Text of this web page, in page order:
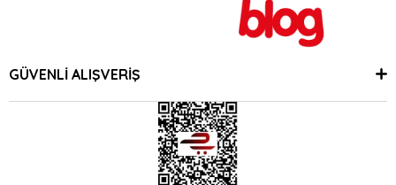
GÜVENLİ ALIŞVERİŞ